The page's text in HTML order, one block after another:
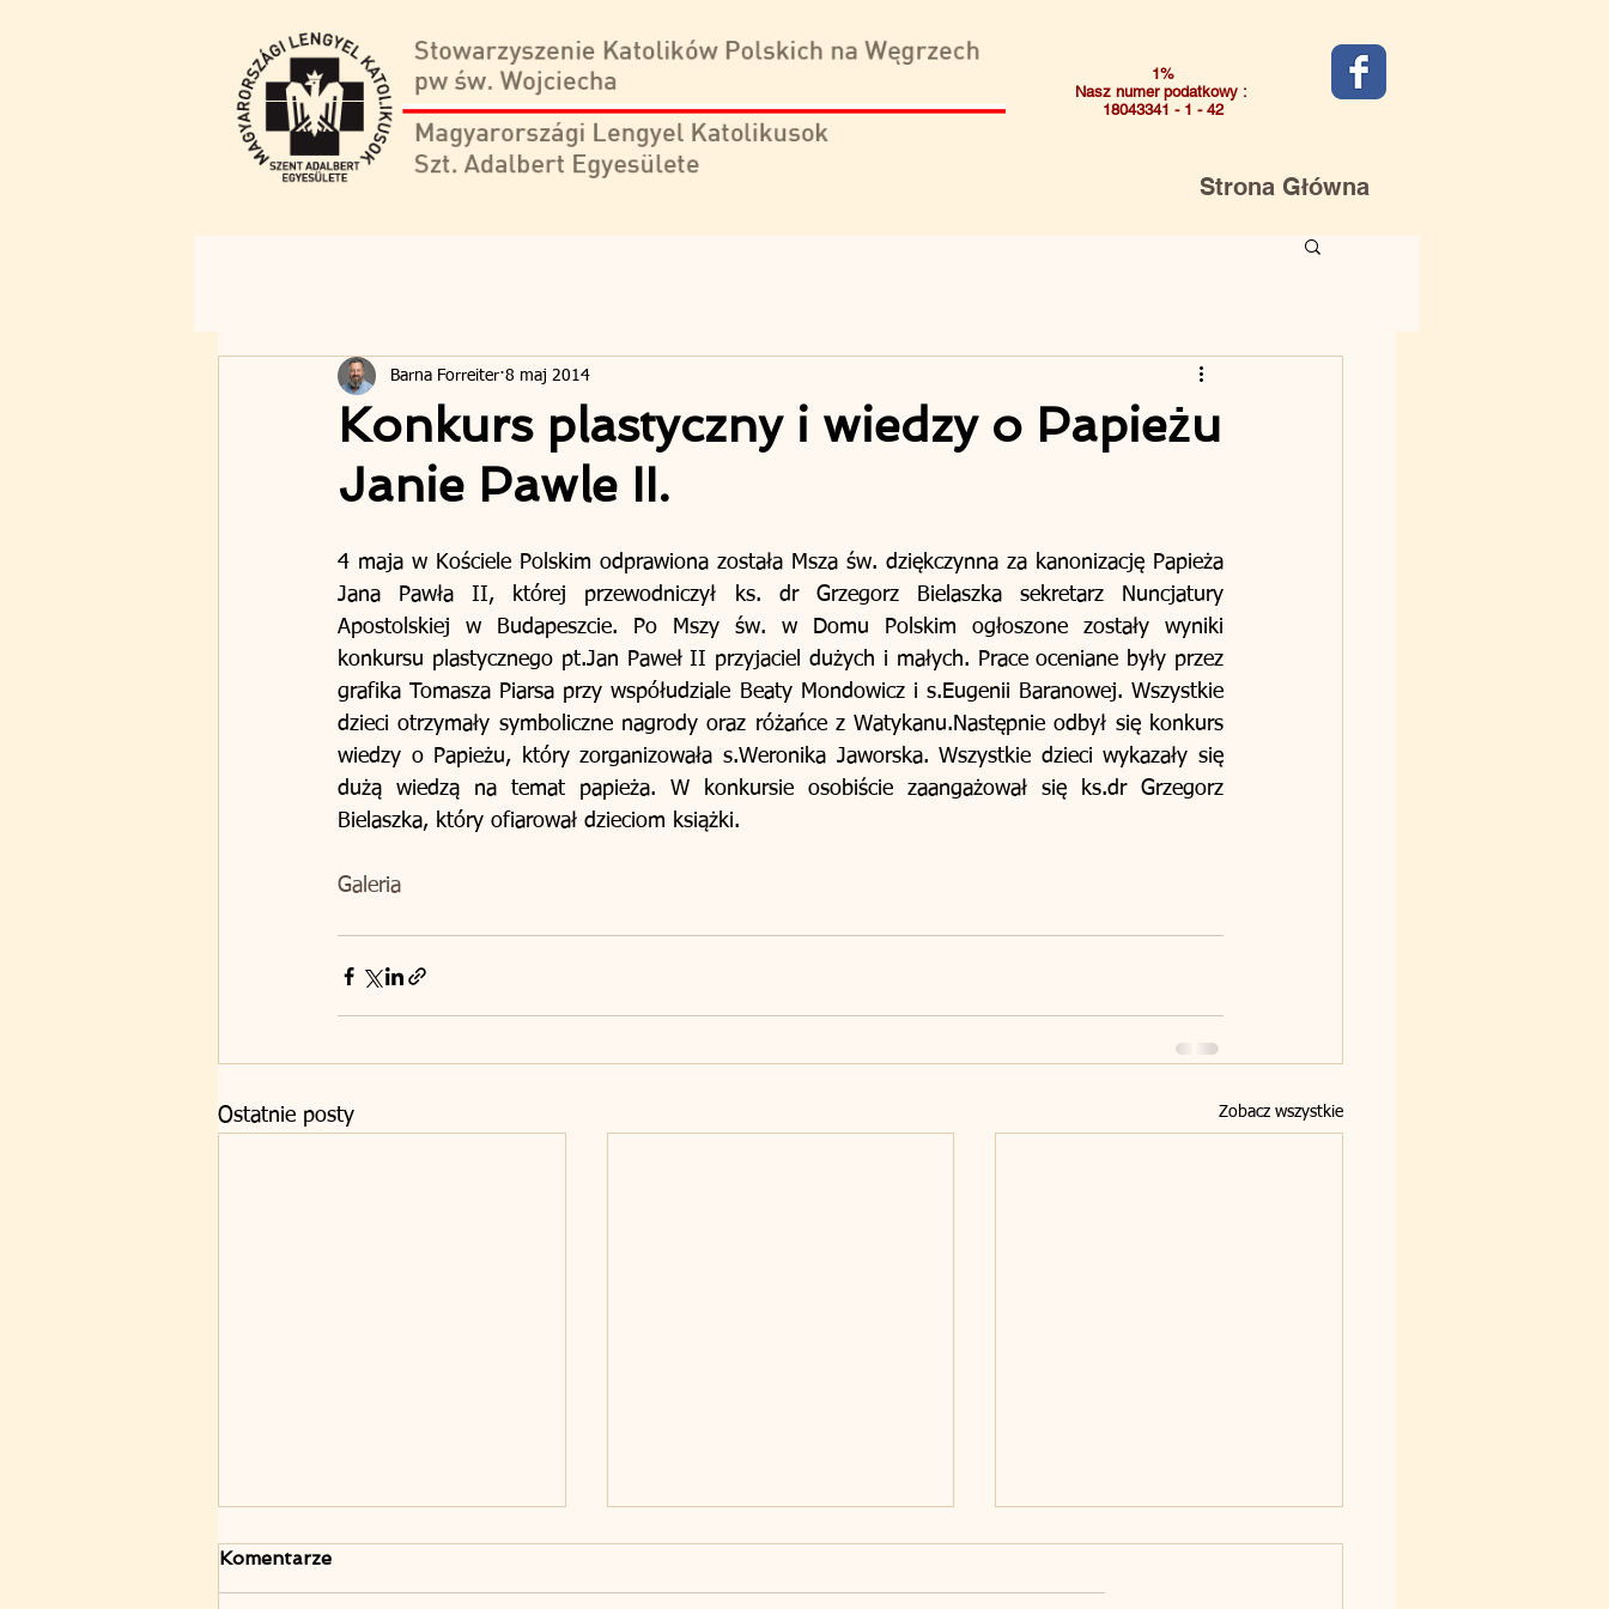
1%
Nasz numer podatkowy :
18043341 - 1 - 42
Strona Główna
Konkurs plastyczny i wiedzy o Papieżu
Janie Pawle II.
Barna Forreiter 8 maj 2014
4 maja w Kościele Polskim odprawiona została Msza św. dziękczynna za kanonizację Papieża
Jana Pawła II, której przewodniczył ks. dr Grzegorz Bielaszka sekretarz Nuncjatury
Apostolskiej w Budapeszcie. Po Mszy św. w Domu Polskim ogłoszone zostały wyniki
konkursu plastycznego pt.Jan Paweł II przyjaciel dużych i małych. Prace oceniane były przez
grafika Tomasza Piarsa przy współudziale Beaty Mondowicz i s.Eugenii Baranowej. Wszystkie
dzieci otrzymały symboliczne nagrody oraz różańce z Watykanu.Następnie odbył się konkurs
wiedzy o Papieżu, który zorganizowała s.Weronika Jaworska. Wszystkie dzieci wykazały się
dużą wiedzą na temat papieża. W konkursie osobiście zaangażował się ks.dr Grzegorz
Bielaszka, który ofiarował dzieciom książki.
Galeria
Ostatnie posty Zobacz wszystkie
Komentarze